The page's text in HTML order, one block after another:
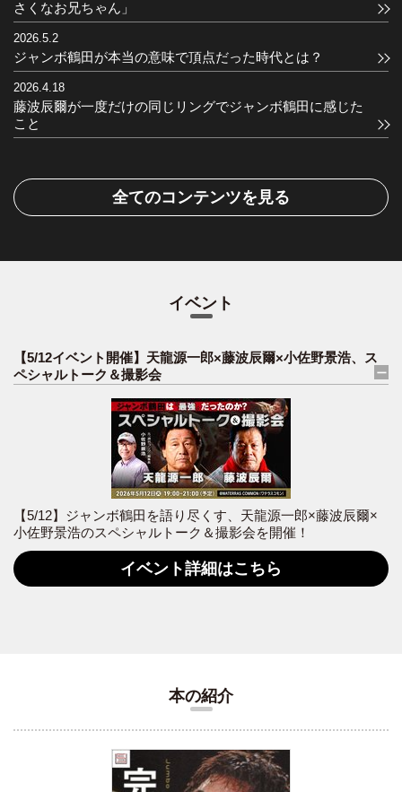
さくなお兄ちゃん」
2026.5.2
ジャンボ鶴田が本当の意味で頂点だった時代とは？
2026.4.18
藤波辰爾が一度だけの同じリングでジャンボ鶴田に感じた
こと
全てのコンテンツを見る
イベント
【5/12イベント開催】天龍源一郎×藤波辰爾×小佐野景浩、ス
ペシャルトーク＆撮影会
【5/12】ジャンボ鶴田を語り尽くす、天龍源一郎×藤波辰爾×
小佐野景浩のスペシャルトーク＆撮影会を開催！
イベント詳細はこちら
本の紹介